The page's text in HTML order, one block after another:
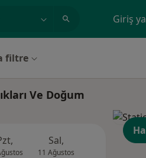
Giriş
filtre
Ve Doğum
Sal,
11 Ağustos